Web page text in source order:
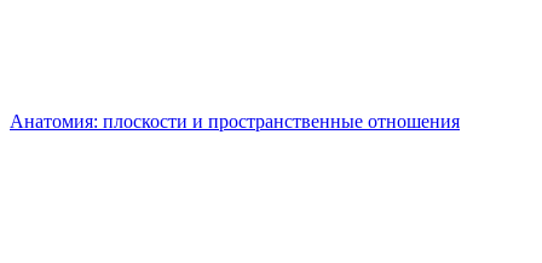
Анатомия: плоскости и пространственные отношения